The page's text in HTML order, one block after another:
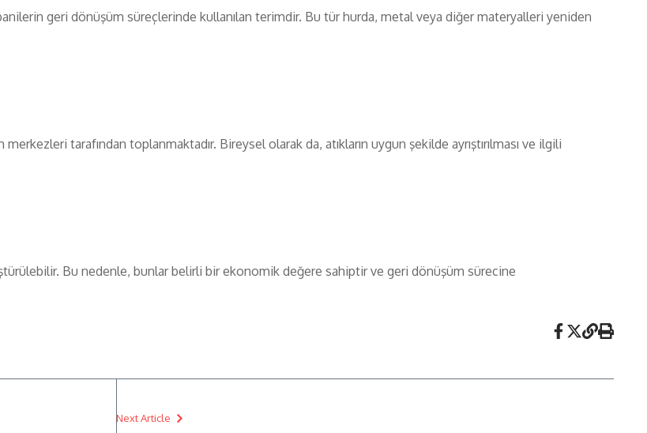
geri dönüşüm süreçlerinde kullanılan terimdir. Bu tür hurda, metal veya diğer materyalleri yeniden
tarafından toplanmaktadır. Bireysel olarak da, atıkların uygun şekilde ayrıştırılması ve ilgili
Bu nedenle, bunlar belirli bir ekonomik değere sahiptir ve geri dönüşüm sürecine
Next Article